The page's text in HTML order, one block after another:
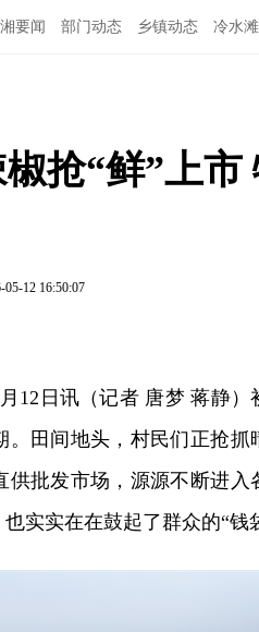
要闻 部门动态 乡镇动态 冷水
抢“鲜”上市
05-12 16:50:07
12日讯（记者 唐梦 蒋静
。田间地头，村民们正抢抓
供批发市场，源源不断进
实实在在鼓起了群众的“钱